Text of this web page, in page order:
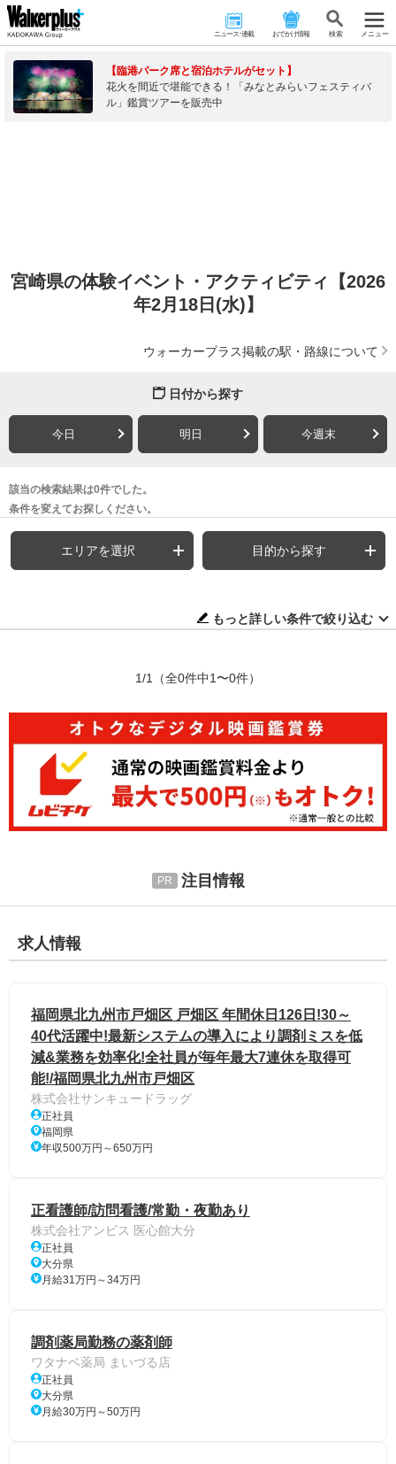
ニュース･連載 おでかけ情報 検 索 メニュー
【臨港パーク席と宿泊ホテルがセット】
花火を間近で堪能できる！「みなとみらいフェスティバ
ル」鑑賞ツアーを販売中
宮崎県の体験イベント・アクティビティ【2026
年2月18日(水)】
ウォーカープラス掲載の駅・路線について
日付から探す
今日 明日 今週末
該当の検索結果は0件でした。
条件を変えてお探しください。
エリアを選択 目的から探す
もっと詳しい条件で絞り込む
1/1 （全0件中1〜0件）
注目情報
求人情報
福岡県北九州市戸畑区 戸畑区 年間休日126日!30～
40代活躍中!最新システムの導入により調剤ミスを低
減&業務を効率化!全社員が毎年最大7連休を取得可
能!/福岡県北九州市戸畑区
株式会社サンキュードラッグ
正社員
福岡県
年収500万円～650万円
正看護師/訪問看護/常勤・夜勤あり
株式会社アンビス 医心館大分
正社員
大分県
月給31万円～34万円
調剤薬局勤務の薬剤師
ワタナベ薬局 まいづる店
正社員
大分県
月給30万円～50万円